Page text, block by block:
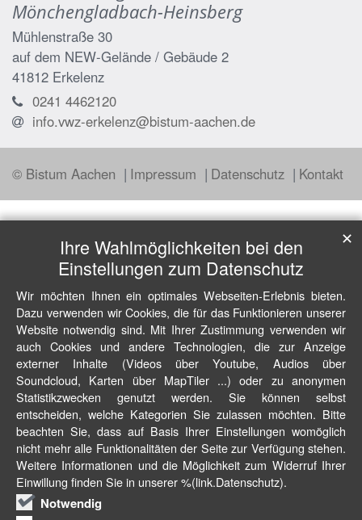
Mönchengladbach-Heinsberg
Mühlenstraße 30
auf dem NEW-Gelände / Gebäude 2
41812 Erkelenz
0241 4462120
info.vwz-erkelenz@bistum-aachen.de
© Bistum Aachen Impressum Datenschutz Kontakt
Ihre Wahlmöglichkeiten bei den
Einstellungen zum Datenschutz
Wir möchten Ihnen ein optimales Webseiten-Erlebnis bieten.
Dazu verwenden wir Cookies, die für das Funktionieren unserer
Website notwendig sind. Mit Ihrer Zustimmung verwenden wir
auch Cookies und andere Technologien, die zur Anzeige
externer Inhalte (Videos über Youtube, Audios über
Soundcloud, Karten über MapTiler ...) oder zu anonymen
Statistikzwecken genutzt werden. Sie können selbst
entscheiden, welche Kategorien Sie zulassen möchten. Bitte
beachten Sie, dass auf Basis Ihrer Einstellungen womöglich
nicht mehr alle Funktionalitäten der Seite zur Verfügung stehen.
Weitere Informationen und die Möglichkeit zum Widerruf Ihrer
Einwillung finden Sie in unserer %(link.Datenschutz).
Notwendig
✕